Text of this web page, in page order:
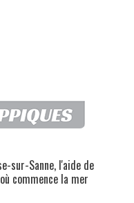
sur-Sanne, l'aide de
commence la mer